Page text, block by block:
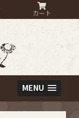
カート
MENU